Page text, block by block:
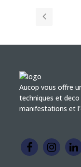
Aucop vous offre
techniques et
manifestations et